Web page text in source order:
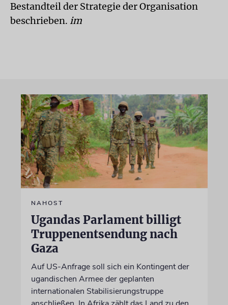
Bestandteil der Strategie der Organisation
beschrieben. im
NAHOST
Ugandas Parlament billigt
Truppenentsendung nach
Gaza
Auf US-Anfrage soll sich ein Kontingent der
ugandischen Armee der geplanten
internationalen Stabilisierungstruppe